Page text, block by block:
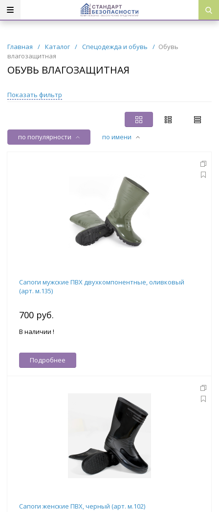
Главная / Каталог / Спецодежда и обувь / Обувь
влагозащитная
ОБУВЬ ВЛАГОЗАЩИТНАЯ
Показать фильтр
по популярности по имени
Сапоги мужские ПВХ двухкомпонентные, оливковый
(арт. м.135)
700 руб.
В наличии !
Подробнее
Сапоги женские ПВХ, черный (арт. м.102)